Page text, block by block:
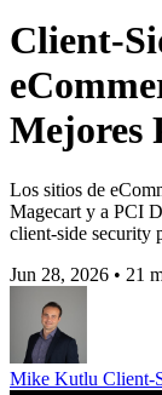
Client-
Mejores
Los sitios de
Magecart y a PCI
client-side security
Jun 28, 2026 • 21
Mike Kutlu Client-